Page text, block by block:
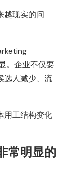
越现实的问
。企业不仅要
选人减少、流
用工结构变化
常明显的